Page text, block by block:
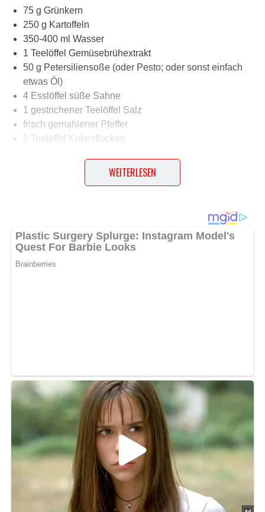
75 g Grünkern
250 g Kartoffeln
350-400 ml Wasser
1 Teelöffel Gemüsebrühextrakt
50 g Petersiliensoße (oder Pesto; oder sonst einfach
etwas Öl)
4 Esslöffel süße Sahne
1 gestrichener Teelöffel Salz
frisch gemahlener Pfeffer
1 Teelöffel Kokosflocken
Lob, Kritik, Fragen oder Anregungen zum Rezept?
Dann hinterlasse doch bitte einen Kommentar am
Und so wird es gemacht…
Grünkern grob schroten. Kartoffeln gut unter fließendem
Soße möchte, kann noch etwas Wasser hinzugeben.
Pesto, Sahne, Salz und Pfeffer unterrühren. Einen Teller
füllen und mit Kokosflocken dekorieren.
WEITERLESEN